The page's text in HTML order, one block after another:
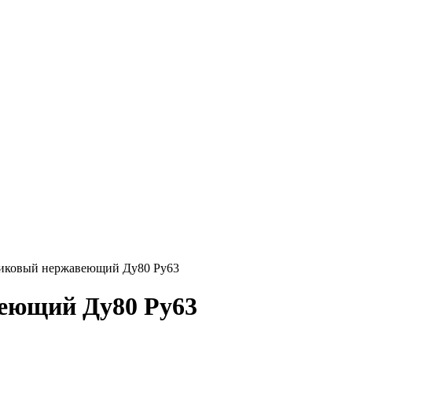
нержавеющий Ду80 Ру63
Ду80 Ру63